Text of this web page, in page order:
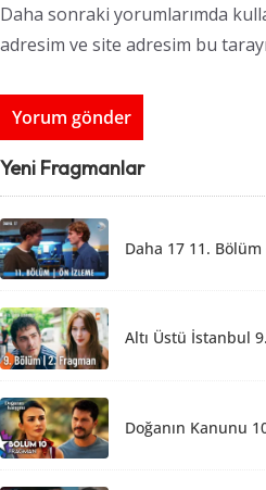
Daha sonraki yorumlarımda
adresim ve site adresim bu
Yeni Fragmanlar
Daha 17 11.
Altı Üstü İstanbul
Doğanın Kanunu